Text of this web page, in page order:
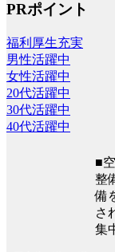
PRポイント
福利厚生充実
男性活躍中
女性活躍中
20代活躍中
30代活躍中
40代活躍中
■
整
備
さ
集